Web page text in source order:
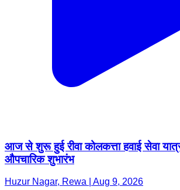
आज से शुरू हुई रीवा कोलकत्ता हवाई सेवा
औपचारिक शुभारंभ
Huzur Nagar, Rewa | Aug 9, 2026